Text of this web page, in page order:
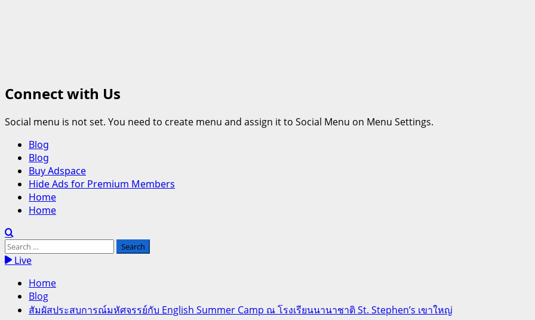
Connect with Us
Social menu is not set. You need to create menu and assign it to Social Menu on Menu Settings.
Primary
Menu
Blog
Blog
Buy Adspace
Hide Ads for Premium Members
Home
Home
Search
for:Live
Home
Blog
สัมผัสประสบการณ์มหัศจรรย์กับ English Summer Camp ณ โรงเรียนนานาชาติ St. Stephen’s เขาใหญ่